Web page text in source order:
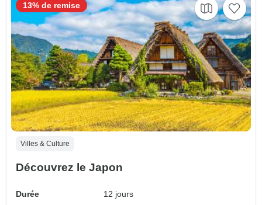
Villes & Culture
Découvrez le Japon
Durée
12 jours
13% de remise